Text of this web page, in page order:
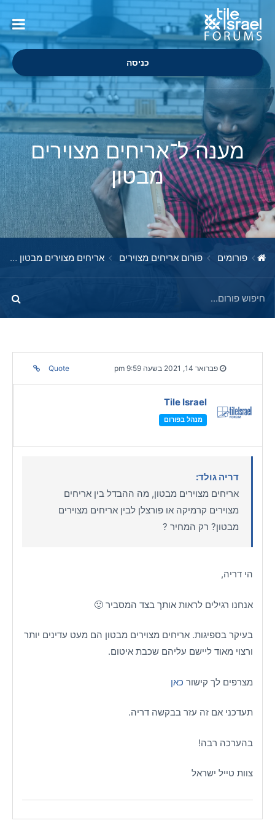
כניסה
מענה ל־אריחים מצוירים
מבטון
פורומים פורום אריחים מצוירים אריחים מצוירים מבטון
פברואר 14, 2021 בשעה 9:59 pm Quote
Tile Israel
מנהל בפורום
דריה גולד:
אריחים מצוירים מבטון, מה ההבדל בין אריחים
מצוירים קרמיקה או פורצלן לבין אריחים מצוירים
מבטון? רק המחיר ?
הי דריה,
אנחנו רגילים לראות אותך בצד המסביר 🙂
בעיקר בספיגות. אריחים מצוירים מבטון הם מעט עדינים יותר
ורצוי מאוד ליישם עליהם שכבת איטום.
מצרפים לך קישור כאן
תעדכני אם זה עזר בבקשה דריה.
בהערכה רבה!
צוות טייל ישראל